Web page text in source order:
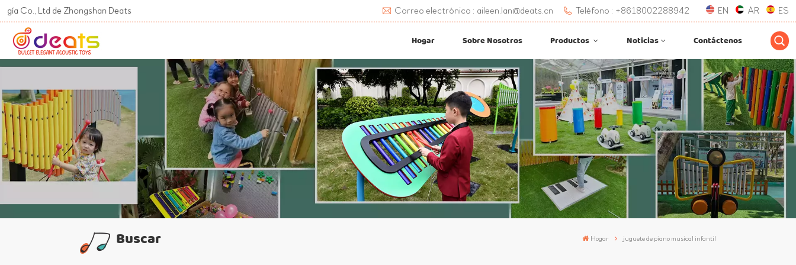
Ltd de Zhongshan Deats Correo electrónico : aileen.lan@deats.cn Teléfono : +8618002288942 EN AR ES
Hogar Sobre Nosotros Productos Noticias Contáctenos
Buscar Hogar juguete de piano musical infantil